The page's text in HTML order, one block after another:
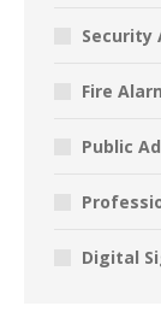
Security
Fire
Public
Digital